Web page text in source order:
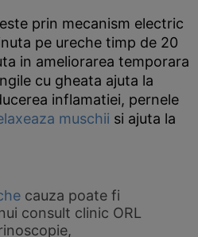
prin mecanism electric
pe ureche timp de 20
in ameliorarea temporara
cu gheata ajuta la
inflamatiei, pernele
muschii si ajuta la
cauza poate fi
consult clinic ORL